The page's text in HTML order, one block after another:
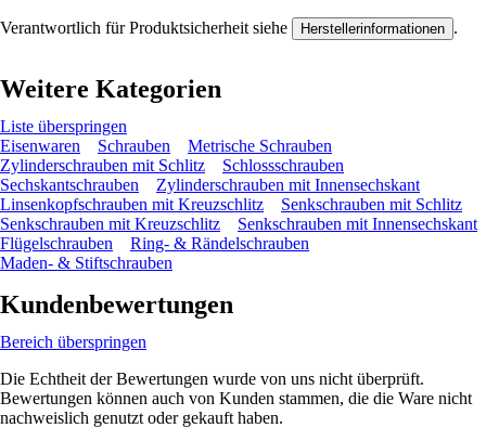
Verantwortlich für Produktsicherheit siehe Herstellerinformationen .
Weitere Kategorien
Liste überspringen
Eisenwaren
Schrauben
Metrische Schrauben
Zylinderschrauben mit Schlitz
Schlossschrauben
Sechskantschrauben
Zylinderschrauben mit Innensechskant
Linsenkopfschrauben mit Kreuzschlitz
Senkschrauben mit Schlitz
Senkschrauben mit Kreuzschlitz
Senkschrauben mit Innensechskant
Flügelschrauben
Ring- & Rändelschrauben
Maden- & Stiftschrauben
Kundenbewertungen
Bereich überspringen
Die Echtheit der Bewertungen wurde von uns nicht überprüft.
Bewertungen können auch von Kunden stammen, die die Ware nicht
nachweislich genutzt oder gekauft haben.